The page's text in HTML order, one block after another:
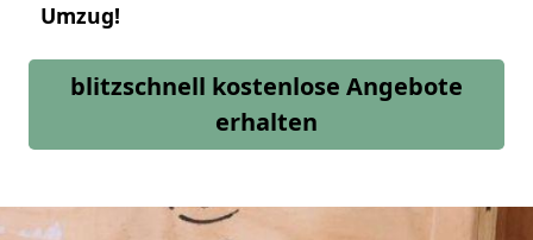
Umzug!
blitzschnell kostenlose Angebote
erhalten